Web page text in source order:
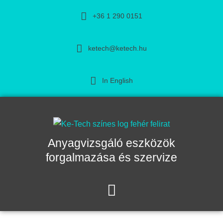
+36 1 290 0151
ketech@ketech.hu
In English
Anyagvizsgáló eszközök
forgalmazása és szervize